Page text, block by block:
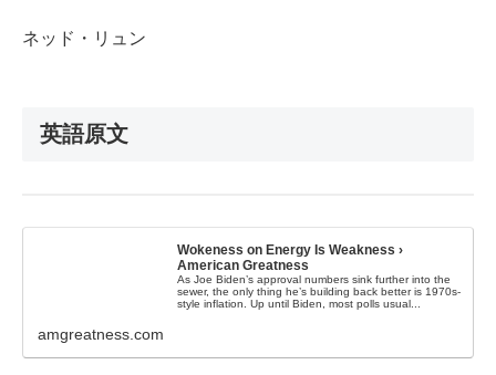
ネッド・リュン
英語原文
Wokeness on Energy Is Weakness ›
American Greatness
As Joe Biden’s approval numbers sink further into the
sewer, the only thing he’s building back better is 1970s-
style inflation. Up until Biden, most polls usual...
amgreatness.com